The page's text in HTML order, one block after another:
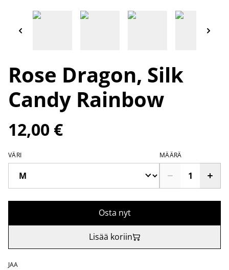
Rose Dragon, Silk
Candy Rainbow
12,00 €
VÄRI MÄÄRÄ
Osta nyt
Lisää koriin
JAA